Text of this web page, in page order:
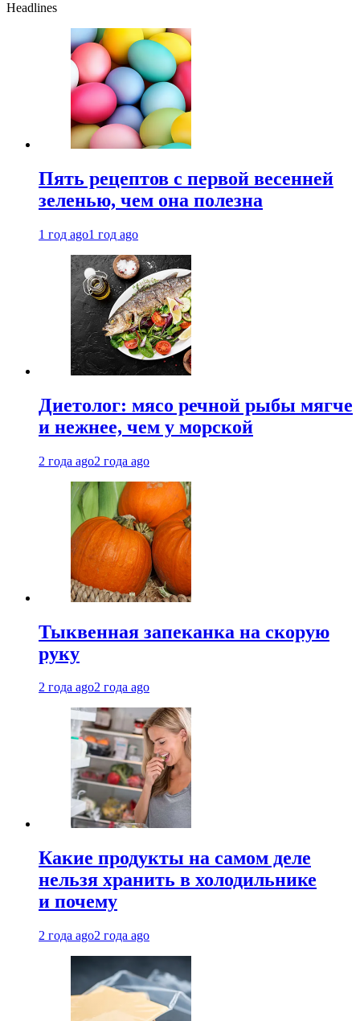
Headlines
Пять рецептов с первой весенней
зеленью, чем она полезна
1 год ago1 год ago
Диетолог: мясо речной рыбы мягче
и нежнее, чем у морской
2 года ago2 года ago
Тыквенная запеканка на скорую
руку
2 года ago2 года ago
Какие продукты на самом деле
нельзя хранить в холодильнике
и почему
2 года ago2 года ago